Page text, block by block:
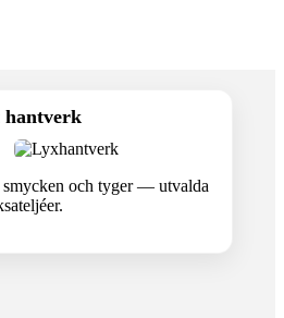
hantverk
och tyger — utvalda